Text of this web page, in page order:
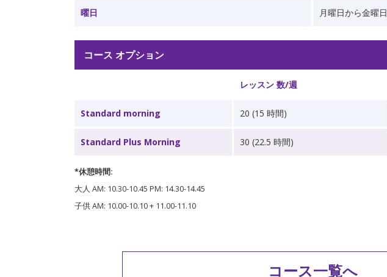
曜日 月曜日から金曜日
コース オプション
レッスン 数/週
Standard morning 20 (15 時間)
Standard Plus Morning 30 (22.5 時間)
*休憩時間:
大人 AM: 10.30-10.45 PM: 14.30-14.45
子供 AM: 10.00-10.10 + 11.00-11.10
コース一覧へ